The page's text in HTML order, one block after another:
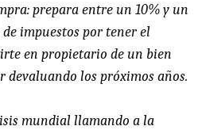
prepara entre un 10% y un
impuestos por tener el
en propietario de un bien
devaluando los próximos años.
mundial llamando a la